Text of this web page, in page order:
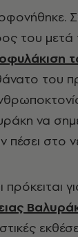
του μετά
του
να
πέσει στο
πρόκειται